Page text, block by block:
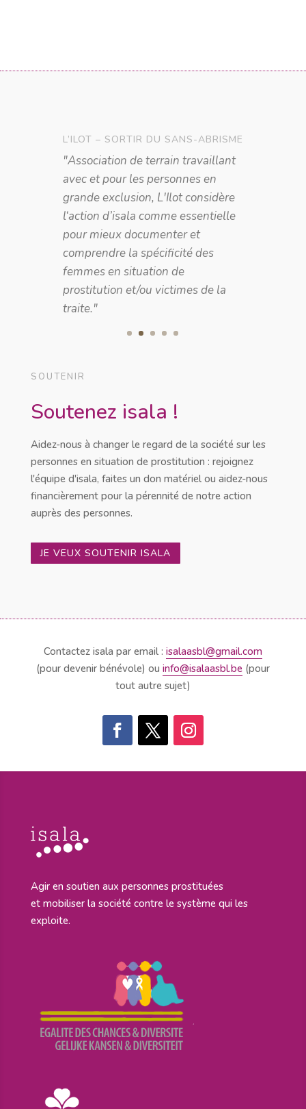
L’ILOT – SORTIR DU SANS-ABRISME
"Association de terrain travaillant
avec et pour les personnes en
grande exclusion, L'Ilot considère
l‘action d’isala comme essentielle
pour mieux documenter et
comprendre la spécificité des
femmes en situation de
prostitution et/ou victimes de la
traite."
SOUTENIR
Soutenez isala !
Aidez-nous à changer le regard de la société sur les
personnes en situation de prostitution : rejoignez
l'équipe d'isala, faites un don matériel ou aidez-nous
financièrement pour la pérennité de notre action
auprès des personnes.
JE VEUX SOUTENIR ISALA
Contactez isala par email : isalaasbl@gmail.com
(pour devenir bénévole) ou info@isalaasbl.be(pour
tout autre sujet)
Agir en soutien aux personnes prostituées
et mobiliser la société contre le système qui les
exploite.